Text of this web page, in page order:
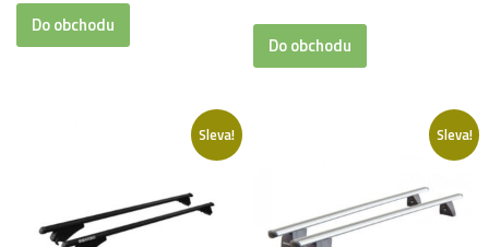
byla:
3
Do obchodu
byla:
3
Do obchodu
Sleva! Sleva!